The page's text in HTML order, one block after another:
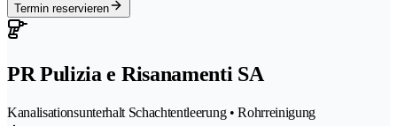
Termin reservieren
PR Pulizia e Risanamenti SA
Kanalisationsunterhalt Schachtentleerung • Rohrreinigung